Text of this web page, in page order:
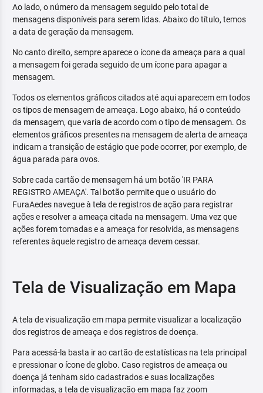
Ao lado, o número da mensagem seguido pelo total de
mensagens disponíveis para serem lidas. Abaixo do título, temos
a data de geração da mensagem.
No canto direito, sempre aparece o ícone da ameaça para a qual
a mensagem foi gerada seguido de um ícone para apagar a
mensagem.
Todos os elementos gráficos citados até aqui aparecem em todos
os tipos de mensagem de ameaça. Logo abaixo, há o conteúdo
da mensagem, que varia de acordo com o tipo de mensagem. Os
elementos gráficos presentes na mensagem de alerta de ameaça
indicam a transição de estágio que pode ocorrer, por exemplo, de
água parada para ovos.
Sobre cada cartão de mensagem há um botão 'IR PARA
REGISTRO AMEAÇA'. Tal botão permite que o usuário do
FuraAedes navegue à tela de registros de ação para registrar
ações e resolver a ameaça citada na mensagem. Uma vez que
ações forem tomadas e a ameaça for resolvida, as mensagens
referentes àquele registro de ameaça devem cessar.
Tela de Visualização em Mapa
A tela de visualização em mapa permite visualizar a localização
dos registros de ameaça e dos registros de doença.
Para acessá-la basta ir ao cartão de estatísticas na tela principal
e pressionar o ícone de globo. Caso registros de ameaça ou
doença já tenham sido cadastrados e suas localizações
informadas, a tela de visualização em mapa faz zoom